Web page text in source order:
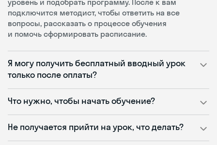
уровень и подобрать программу. После к вам
подключится методист, чтобы ответить на все
вопросы, рассказать о процессе обучения
и помочь сформировать расписание.
Я могу получить бесплатный вводный урок
только после оплаты?
Что нужно, чтобы начать обучение?
Не получается прийти на урок, что делать?